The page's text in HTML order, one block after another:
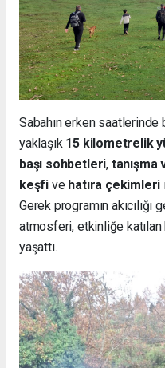
Sabahın erken saatlerinde
yaklaşık 15 kilometrelik
başı sohbetleri, tanışma
keşfi ve hatıra çekimleri
Gerek programın
atmosferi, etkinliğe
yaşattı.